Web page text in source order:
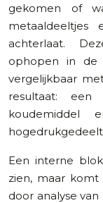
gekomen of
metaaldeeltjes
achterlaat.
ophopen in de
vergelijkbaar
resultaat: een
koudemiddel
Een interne
zien, maar
door analyse